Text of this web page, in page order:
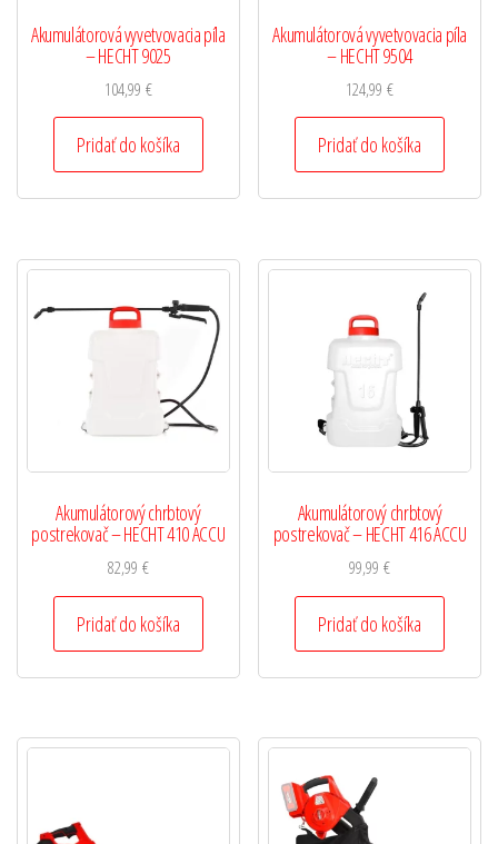
Akumulátorová vyvetvovacia píla
– HECHT 9025
104,99 €
Pridať do košíka
Akumulátorová vyvetvovacia píla
– HECHT 9504
124,99€
Pridať do košíka
Akumulátorový chrbtový
postrekovač – HECHT 410 ACCU
82,99 €
Pridať do košíka
Akumulátorový chrbtový
postrekovač – HECHT 416 ACCU
99,99€
Pridať do košíka